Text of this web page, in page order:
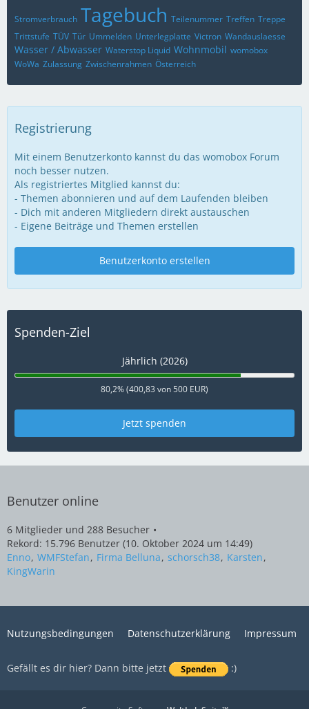
Stromverbrauch Tagebuch Teilenummer Treffen Treppe
Trittstufe TÜV Tür Ummelden Unterlegplatte Victron Wandauslaesse
Wasser / Abwasser Waterstop Liquid Wohnmobil womobox
WoWa Zulassung Zwischenrahmen Österreich
Registrierung
Mit einem Benutzerkonto kannst du das womobox Forum
noch besser nutzen.
Als registriertes Mitglied kannst du:
- Themen abonnieren und auf dem Laufenden bleiben
- Dich mit anderen Mitgliedern direkt austauschen
- Eigene Beiträge und Themen erstellen
Benutzerkonto erstellen
Spenden-Ziel
Jährlich (2026)
80,2% (400,83 von 500 EUR)
Jetzt spenden
Benutzer online
6 Mitglieder und 288 Besucher
Rekord: 15.796 Benutzer (10. Oktober 2024 um 14:49)
Enno WMFStefan Firma Belluna schorsch38 Karsten
KingWarin
Nutzungsbedingungen Datenschutzerklärung Impressum
Gefällt es dir hier? Dann bitte jetzt :)